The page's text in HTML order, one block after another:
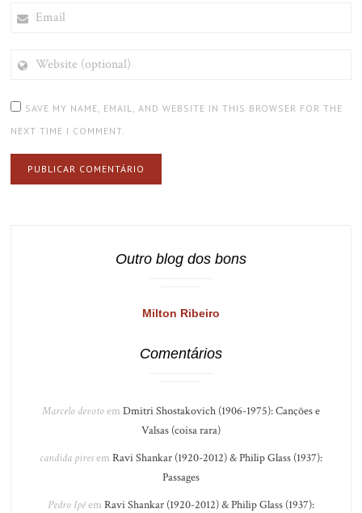
(OPTIONAL)
SAVE MY NAME, EMAIL, AND WEBSITE IN THIS BROWSER FOR THE
NEXT TIME I COMMENT.
Outro blog dos bons
Milton Ribeiro
Comentários
Marcelo devotoem Dmitri Shostakovich (1906-1975): Canções e
Valsas (coisa rara)
candida piresem Ravi Shankar (1920-2012) & Philip Glass (1937):
Passages
Pedro Ipêem Ravi Shankar (1920-2012) & Philip Glass (1937):